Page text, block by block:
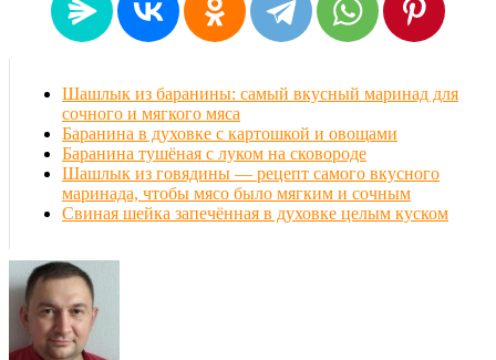
Шашлык из баранины: самый вкусный маринад для
сочного и мягкого мяса
Баранина в духовке с картошкой и овощами
Баранина тушёная с луком на сковороде
Шашлык из говядины — рецепт самого вкусного
маринада, чтобы мясо было мягким и сочным
Свиная шейка запечённая в духовке целым куском